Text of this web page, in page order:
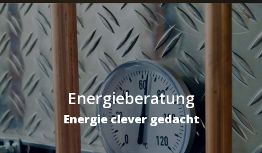
Energieberatung
Energie clever gedacht